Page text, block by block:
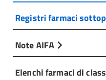
Registri farmaci
Note AIFA
Elenchi farmaci di